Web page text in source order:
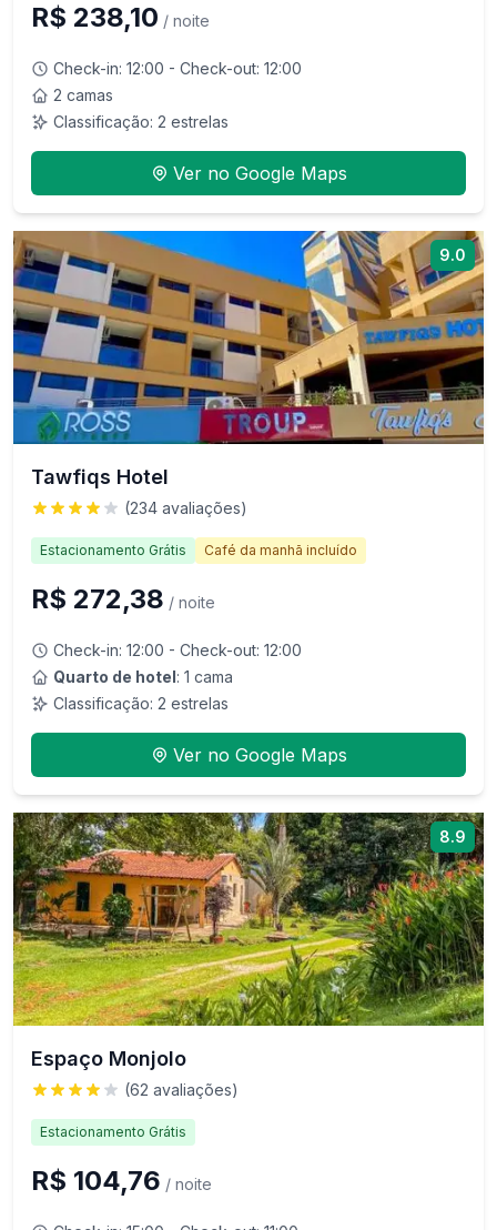
R$ 238,10 / noite
Check-in: 12:00 - Check-out: 12:00
2 camas
Classificação: 2 estrelas
Ver no Google Maps
9.0
Tawfiqs Hotel
(234 avaliações)
Estacionamento Grátis Café da manhã incluído
R$ 272,38 / noite
Check-in: 12:00 - Check-out: 12:00
Quarto de hotel: 1 cama
Classificação: 2 estrelas
Ver no Google Maps
8.9
Espaço Monjolo
(62 avaliações)
Estacionamento Grátis
R$ 104,76 / noite